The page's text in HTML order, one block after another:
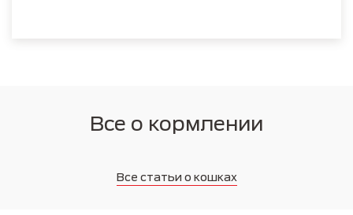
Все о кормлении
Все статьи о кошках